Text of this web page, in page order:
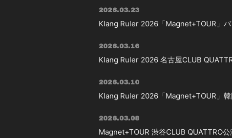
2026.03.23
Klang Ruler 2026「Magnet+TOUR」
2026.03.16
Klang Ruler 2026 名古屋CLUB
2026.03.10
Klang Ruler 2026「Magnet+TOUR」韓
2026.03.08
Magnet+TOUR 渋谷CLUB QUATTRO